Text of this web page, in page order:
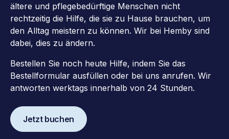
ältere und pflegebedürftige Menschen nicht
rechtzeitig die Hilfe, die sie zu Hause brauchen, um
den Alltag meistern zu können. Wir bei Hemby sind
dabei, dies zu ändern.
Bestellen Sie noch heute Hilfe, indem Sie das
Bestellformular ausfüllen oder bei uns anrufen. Wir
antworten werktags innerhalb von 24 Stunden.
Jetzt buchen